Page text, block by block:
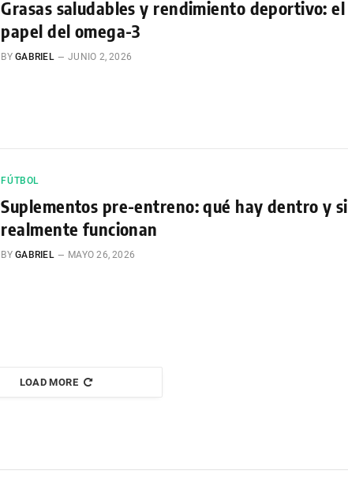
Grasas saludables y rendimiento deportivo: el
papel del omega-3
BY GABRIEL JUNIO 2, 2026
FÚTBOL
Suplementos pre-entreno: qué hay dentro y si
realmente funcionan
BY GABRIEL MAYO 26, 2026
LOAD MORE